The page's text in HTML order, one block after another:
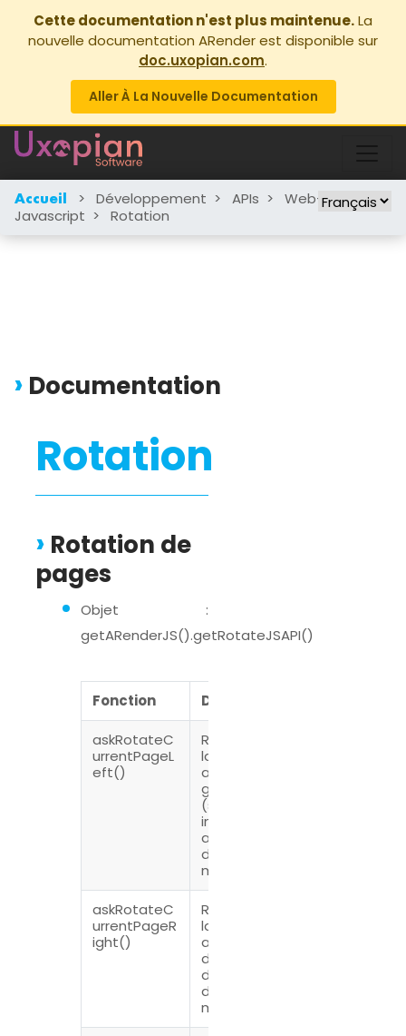
Cette documentation n'est plus maintenue.La
nouvelle documentation ARender est disponible sur
doc.uxopian.com.
Aller À La Nouvelle Documentation
Accueil > Développement > APIs > Web-UI>
Javascript > Rotation
Documentation
Rotation
Rotation de
pages
Objet :
getARenderJS().getRotateJSAPI()
Fonction Description
askRotateC
urrentPageL
eft()
Rotation de
la page
active sur la
gauche
(sens
inverse des
aiguilles
d’une
montre)
askRotateC
urrentPageR
ight()
Rotation de
la page
active sur la
droite (sens
des aiguilles
d’une
montre)